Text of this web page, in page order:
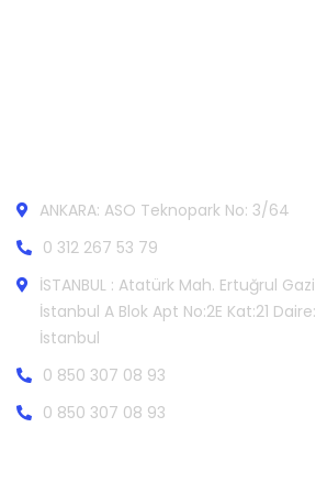
ANKARA: ASO Teknopark No: 3/64
0 312 267 53 79
İSTANBUL : Atatürk Mah. Ertuğrul
İstanbul A Blok Apt No:2E Kat:21
İstanbul
0 850 307 08 93
0 850 307 08 93